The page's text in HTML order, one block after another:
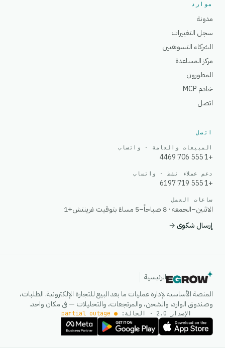
موارد
مدونة
سجل التغييرات
الشركاء التسويقيين
مركز المساعدة
المطورون
خادم MCP
اتصل
اتصل
المبيعات والعامة · واتساب
+1 555 706 4469
دعم عملاء نشط · واتساب
+1 555 719 6197
ساعات العمل
الاثنين–الجمعة · 8 صباحاً–5 مساءً بتوقيت غرينتش+1
إرسال شكوى→
الرئيسية
المنصة الأساسية لإدارة عمليات ما بعد البيع للتجارة الإلكترونية. الطلبات،
وصندوق الوارد، والشحن، والمرتجعات، والتحليلات — في مكان واحد.
الإصدار 2.0 · الحالة: